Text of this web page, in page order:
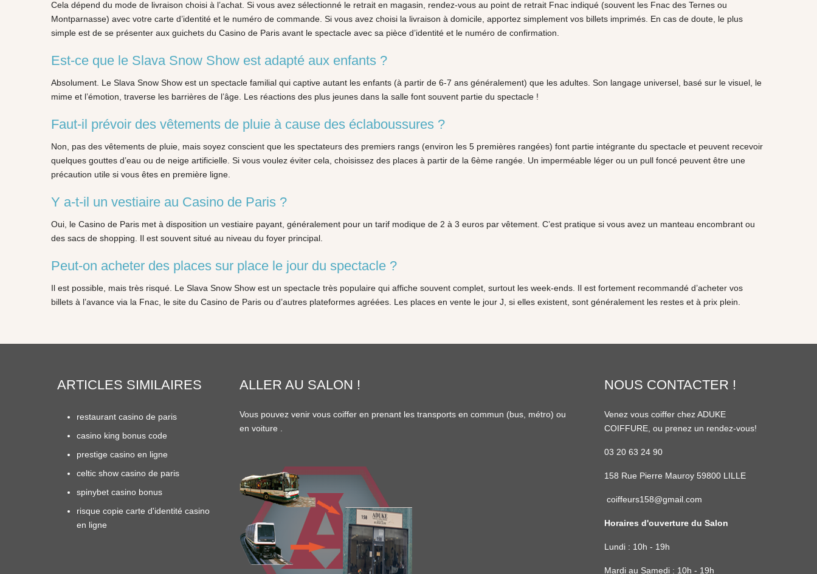
Cela dépend du mode de livraison choisi à l’achat. Si vous avez sélectionné le retrait en magasin, rendez-vous au point de retrait Fnac indiqué (souvent les Fnac des Ternes ou
Montparnasse) avec votre carte d’identité et le numéro de commande. Si vous avez choisi la livraison à domicile, apportez simplement vos billets imprimés. En cas de doute, le plus
simple est de se présenter aux guichets du Casino de Paris avant le spectacle avec sa pièce d’identité et le numéro de confirmation.
Est-ce que le Slava Snow Show est adapté aux enfants ?
Absolument. Le Slava Snow Show est un spectacle familial qui captive autant les enfants (à partir de 6-7 ans généralement) que les adultes. Son langage universel, basé sur le visuel, le
mime et l’émotion, traverse les barrières de l’âge. Les réactions des plus jeunes dans la salle font souvent partie du spectacle !
Faut-il prévoir des vêtements de pluie à cause des éclaboussures ?
Non, pas des vêtements de pluie, mais soyez conscient que les spectateurs des premiers rangs (environ les 5 premières rangées) font partie intégrante du spectacle et peuvent recevoir
quelques gouttes d’eau ou de neige artificielle. Si vous voulez éviter cela, choisissez des places à partir de la 6ème rangée. Un imperméable léger ou un pull foncé peuvent être une
précaution utile si vous êtes en première ligne.
Y a-t-il un vestiaire au Casino de Paris ?
Oui, le Casino de Paris met à disposition un vestiaire payant, généralement pour un tarif modique de 2 à 3 euros par vêtement. C’est pratique si vous avez un manteau encombrant ou
des sacs de shopping. Il est souvent situé au niveau du foyer principal.
Peut-on acheter des places sur place le jour du spectacle ?
Il est possible, mais très risqué. Le Slava Snow Show est un spectacle très populaire qui affiche souvent complet, surtout les week-ends. Il est fortement recommandé d’acheter vos
billets à l’avance via la Fnac, le site du Casino de Paris ou d’autres plateformes agréées. Les places en vente le jour J, si elles existent, sont généralement les restes et à prix plein.
ARTICLES SIMILAIRES
restaurant casino de paris
casino king bonus code
prestige casino en ligne
celtic show casino de paris
spinybet casino bonus
risque copie carte d'identité casino
en ligne
ALLER AU SALON !
Vous pouvez venir vous coiffer en prenant les transports en commun (bus métro) ou
en voiture
NOUS CONTACTER !
Venez vous coiffer chez ADUKE
COIFFURE, ou prenez un rendez-vous!
03 20 63 24 90
158 Rue Pierre Mauroy 59800 LILLE
coiffeurs158@gmail.com
Horaires d'ouverture du Salon
Lundi : 10h - 19h
Mardi au Samedi : 10h - 19h